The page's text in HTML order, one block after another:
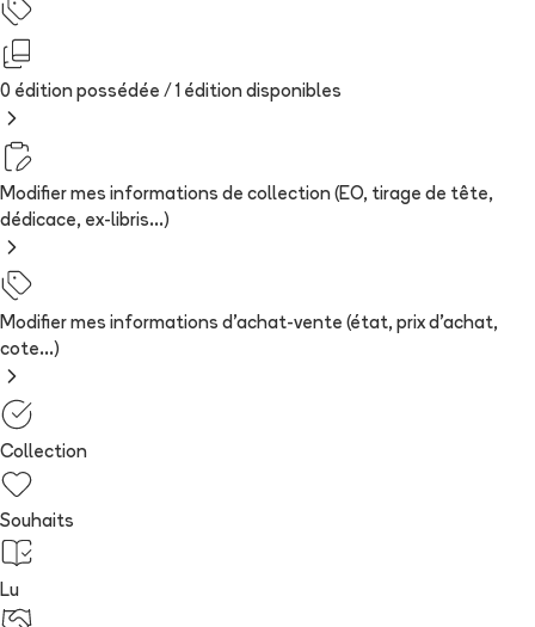
0 édition possédée / 1 édition disponibles
Modifier mes informations de collection (EO, tirage de tête,
dédicace, ex-libris...)
Modifier mes informations d'achat-vente (état, prix d'achat,
cote...)
Collection
Souhaits
Lu